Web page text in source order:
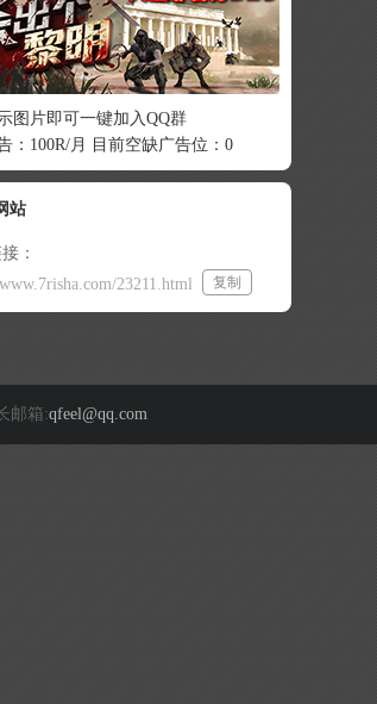
图片即可一键加入QQ群
：100R/月 目前空缺广告位：0
站
：
23211.html
复制
邮箱:qfeel@qq.com